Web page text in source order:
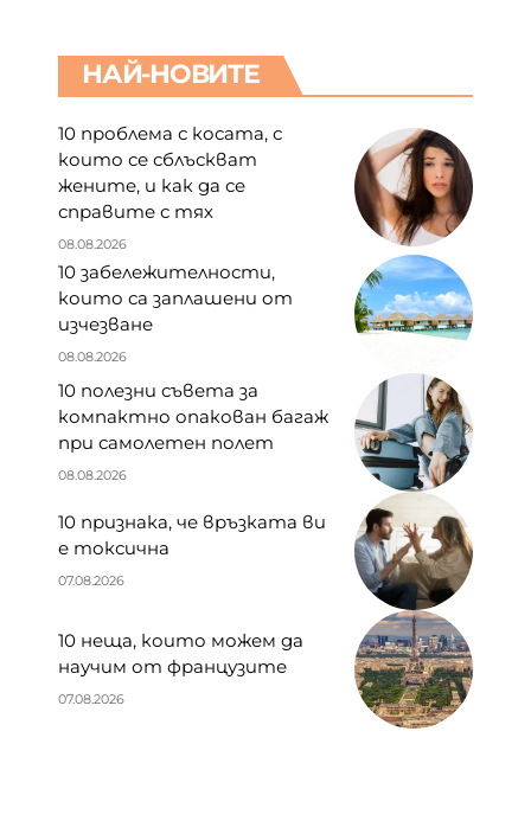
НАЙ-НОВИТЕ
10 проблема с косата, с
които се сблъскват
жените, и как да се
справите с тях
08.08.2026
10 забележителности,
които са заплашени от
изчезване
08.08.2026
10 полезни съвета за
компактно опакован багаж
при самолетен полет
08.08.2026
10 признака, че връзката ви
е токсична
07.08.2026
10 неща, които можем да
научим от французите
07.08.2026